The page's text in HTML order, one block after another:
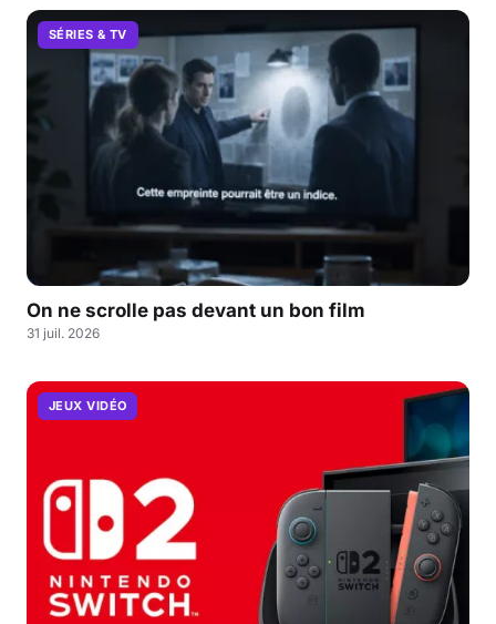
SÉRIES & TV
On ne scrolle pas devant un bon film
31 juil. 2026
JEUX VIDÉO